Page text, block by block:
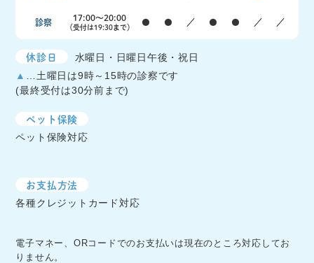
診察 17:00〜20:00
（受付は19:30まで） ● ● ／ ● ● ／ ／
休診日
水曜日・日曜日午後・祝日
▲
…土曜日は9時～15時の診察です
(最終受付は30分前まで)
ペット保険
ペット保険対応
お支払方法
各種クレジットカード対応
電子マネー、ORコードでのお支払いは現在のところ対応してお
りません。